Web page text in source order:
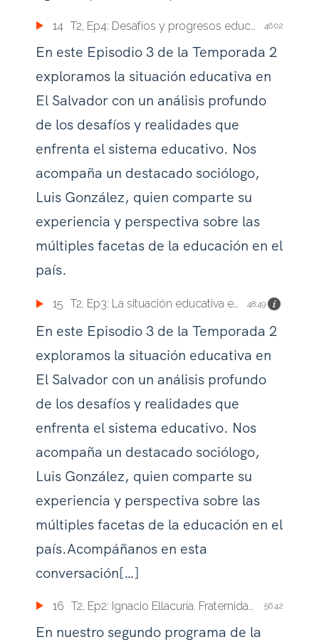
14 46:02
En este Episodio 3 de la Temporada 2
exploramos la situación educativa en
El Salvador con un análisis profundo
de los desafíos y realidades que
enfrenta el sistema educativo. Nos
acompaña un destacado sociólogo,
Luis González, quien comparte su
experiencia y perspectiva sobre las
múltiples facetas de la educación en el
país.
15 T2, Ep3: La situación educativa en El Salvador 48:49
En este Episodio 3 de la Temporada 2
exploramos la situación educativa en
El Salvador con un análisis profundo
de los desafíos y realidades que
enfrenta el sistema educativo. Nos
acompaña un destacado sociólogo,
Luis González, quien comparte su
experiencia y perspectiva sobre las
múltiples facetas de la educación en el
país.Acompáñanos en esta
conversación[…]
16 56:42
En nuestro segundo programa de la